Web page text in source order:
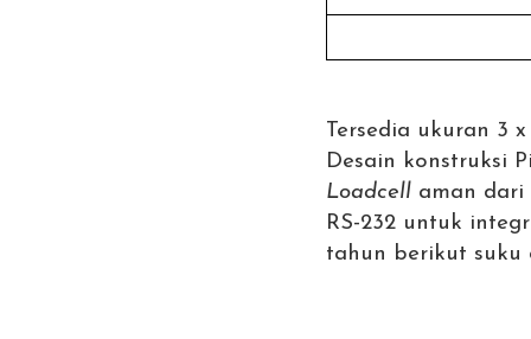
Tersedia ukuran 3
Desain konstruksi
Loadcell aman
RS-232 untuk
tahun berikut suku